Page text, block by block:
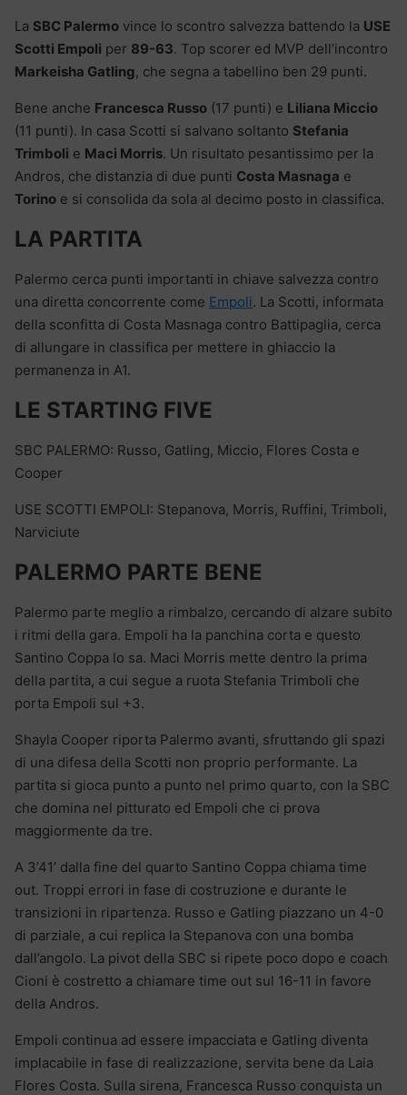
La SBC Palermo vince lo scontro salvezza battendo la USE
Scotti Empoli per 89-63. Top scorer ed MVP dell’incontro
Markeisha Gatling, che segna a tabellino ben 29 punti.
Bene anche Francesca Russo (17 punti) e Liliana Miccio
(11 punti). In casa Scotti si salvano soltanto Stefania
Trimboli e Maci Morris. Un risultato pesantissimo per la
Andros, che distanzia di due punti Costa Masnaga e
Torino e si consolida da sola al decimo posto in classifica.
LA PARTITA
Palermo cerca punti importanti in chiave salvezza contro
una diretta concorrente come Empoli. La Scotti, informata
della sconfitta di Costa Masnaga contro Battipaglia, cerca
di allungare in classifica per mettere in ghiaccio la
permanenza in A1.
LE STARTING FIVE
SBC PALERMO: Russo, Gatling, Miccio, Flores Costa e
Cooper
USE SCOTTI EMPOLI: Stepanova, Morris, Ruffini, Trimboli,
Narviciute
PALERMO PARTE BENE
Palermo parte meglio a rimbalzo, cercando di alzare subito
i ritmi della gara. Empoli ha la panchina corta e questo
Santino Coppa lo sa. Maci Morris mette dentro la prima
della partita, a cui segue a ruota Stefania Trimboli che
porta Empoli sul +3.
Shayla Cooper riporta Palermo avanti, sfruttando gli spazi
di una difesa della Scotti non proprio performante. La
partita si gioca punto a punto nel primo quarto, con la SBC
che domina nel pitturato ed Empoli che ci prova
maggiormente da tre.
A 3’41’ dalla fine del quarto Santino Coppa chiama time
out. Troppi errori in fase di costruzione e durante le
transizioni in ripartenza. Russo e Gatling piazzano un 4-0
di parziale, a cui replica la Stepanova con una bomba
dall’angolo. La pivot della SBC si ripete poco dopo e coach
Cioni è costretto a chiamare time out sul 16-11 in favore
della Andros.
Empoli continua ad essere impacciata e Gatling diventa
implacabile in fase di realizzazione, servita bene da Laia
Flores Costa. Sulla sirena, Francesca Russo conquista un